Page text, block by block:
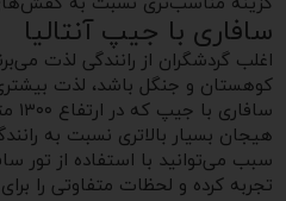
سافاری با جیپ آنتالیا
اغلب گردشگران از رانندگی لذت
کوهستان و جنگل باشد، لذت
هیجان بسیار بالاتری نسبت به
سبب می‌توانید با استفاده از تور
تجربه کرده و لحظات متفاوتی را